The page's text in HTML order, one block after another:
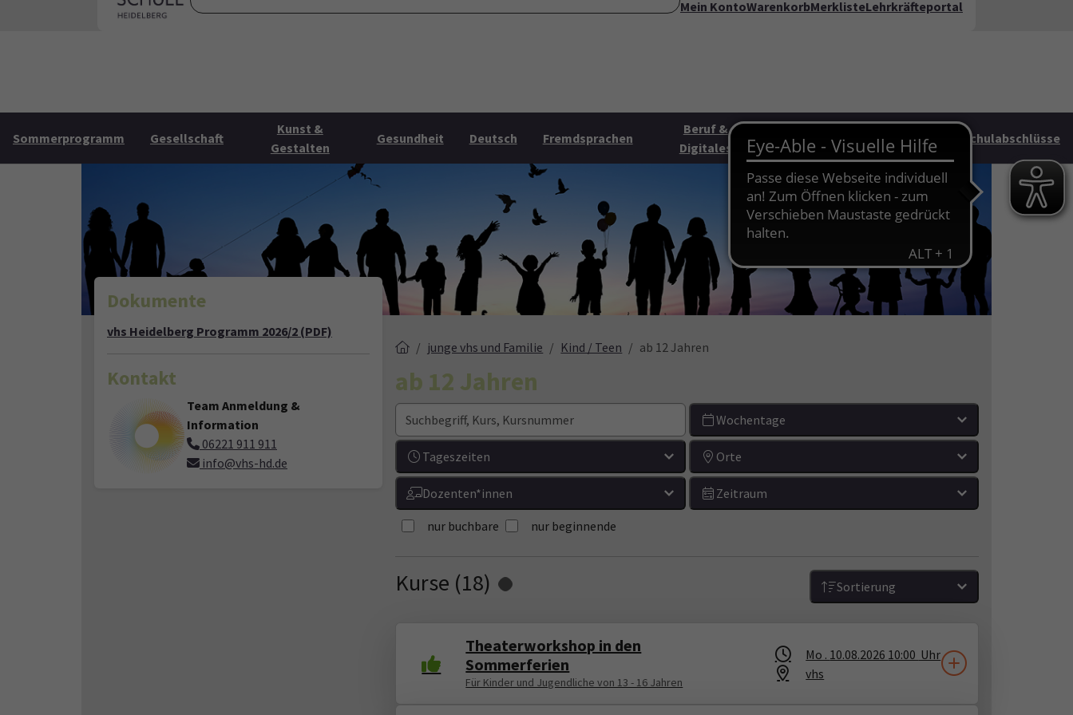
Startseite Über uns Mehr Angebote Öffnungszeiten Kontakt FAQ
Mein KontoWarenkorbMerklisteLehrkräfteportal
Sommerprogramm Gesellschaft
Kunst &
Gestalten
Gesundheit Deutsch Fremdsprachen
Beruf &
Digitales
Junge vhs &
Familie
HAG Schulabschlüsse
junge vhs und Familie Kind / Teen ab 12 Jahren
ab 12 Jahren
Wochentage
Tageszeiten Orte
Dozenten*innen Zeitraum
nur buchbare nur beginnende
Kurse (18) Loading... Sortierung
Theaterworkshop in den
Sommerferien
Für Kinder und Jugendliche von 13 - 16 Jahren
Mo . 10.08.2026 10:00 Uhr
vhs
Dokumente
vhs Heidelberg Programm 2026/2 (PDF)
Kontakt
Team Anmeldung &
Information
06221 911 911
info@vhs-hd.de